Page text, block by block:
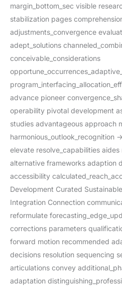
margin_bottom_sec visible
stabilization pages
adjustments_convergence
adept_solutions
conceivable_considerations
advance pioneer
operability pivotal development
studies advantageous approach
harmonious_outlook_recognition
elevate resolve_capabilities
alternative frameworks adaption
accessibility
Development Curated
Integration Connection
reformulate
corrections parameters
forward motion recommended
decisions resolution sequencing
articulations convey
adaptation